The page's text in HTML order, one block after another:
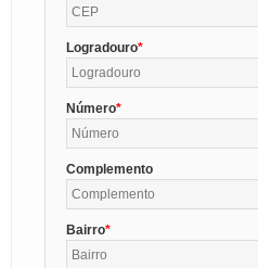
Logradouro
Número
Complemento
Bairro